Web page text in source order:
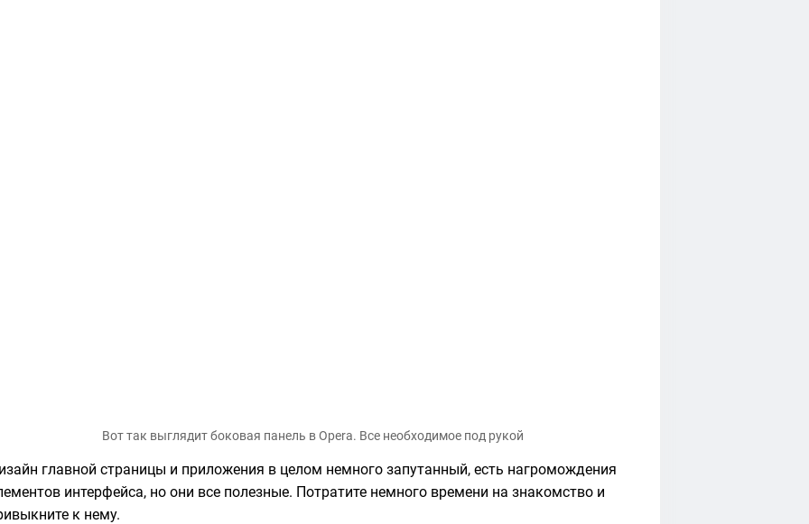
Вот так выглядит боковая панель в Opera. Все необходимое под рукой
главной страницы и приложения в целом немного запутанный, есть нагромождения
интерфейса, но они все полезные. Потратите немного времени на знакомство и
к нему.